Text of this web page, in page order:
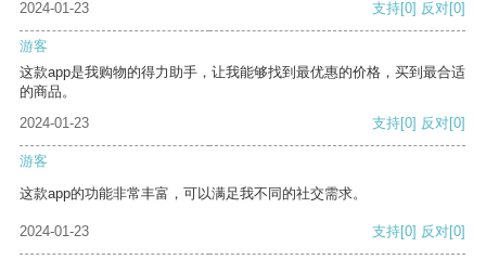
2024-01-23
支持[0] 反对[0]
游客
这款app是我购物的得力助手，让我能够找到最优惠的价格，买到最合适
的商品。
2024-01-23
支持[0] 反对[0]
游客
这款app的功能非常丰富，可以满足我不同的社交需求。
2024-01-23 支持[0] 反对[0]